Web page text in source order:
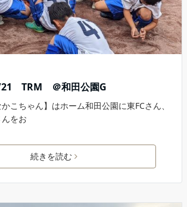
21 TRM ＠和田公園G
こちゃん】はホーム和田公園に東FCさん、
をお
続きを読む